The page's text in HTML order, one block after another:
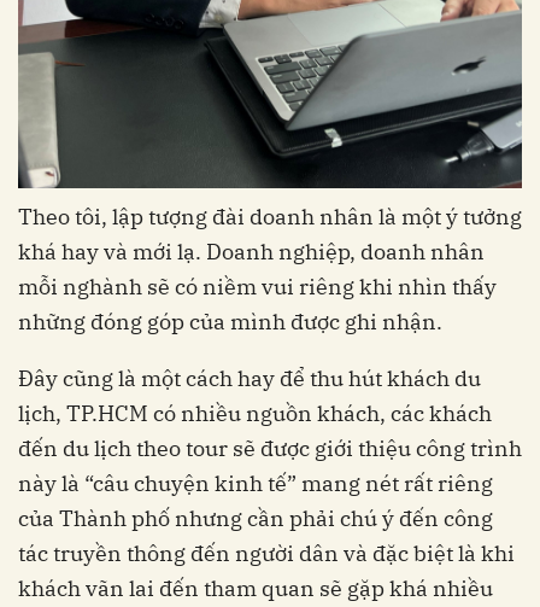
Theo tôi, lập tượng đài doanh nhân là một ý tưởng
khá hay và mới lạ. Doanh nghiệp, doanh nhân
mỗi nghành sẽ có niềm vui riêng khi nhìn thấy
những đóng góp của mình được ghi nhận.
Đây cũng là một cách hay để thu hút khách du
lịch, TP.HCM có nhiều nguồn khách, các khách
đến du lịch theo tour sẽ được giới thiệu công trình
này là “câu chuyện kinh tế” mang nét rất riêng
của Thành phố nhưng cần phải chú ý đến công
tác truyền thông đến người dân và đặc biệt là khi
khách vãn lai đến tham quan sẽ gặp khá nhiều